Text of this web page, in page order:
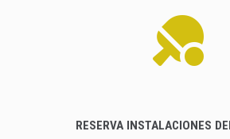
RESERVA INSTALACIONES